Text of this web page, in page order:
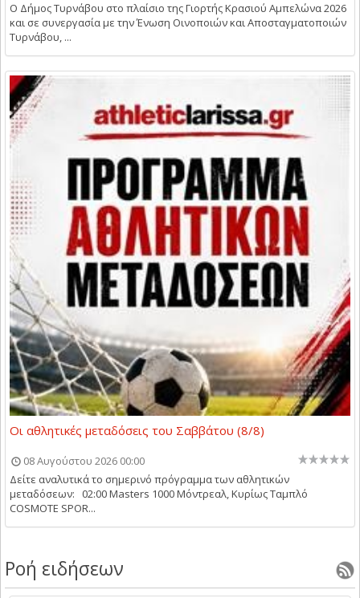
Ο Δήμος Τυρνάβου στο πλαίσιο της Γιορτής Κρασιού Αμπελώνα 2026
και σε συνεργασία με την Ένωση Οινοποιών και Αποσταγματοποιών
Τυρνάβου, ...
Οι αθλητικές μεταδόσεις του Σαββάτου (8/8)
08 Αυγούστου 2026 00:00
Δείτε αναλυτικά το σημερινό πρόγραμμα των αθλητικών
μεταδόσεων: 02:00 Masters 1000 Μόντρεαλ, Κυρίως Ταμπλό
COSMOTE SPOR...
Ροή ειδήσεων